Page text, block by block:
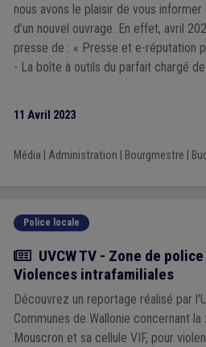
nous avons le plaisir de vous
d’un nouvel ouvrage. En effet, avril 2023 marque la sortie de
presse de : « Presse et e-réputation
- La boîte à outils du parfait chargé
11 Avril 2023
Média Administration Bourgmestre
Police locale
Actualité
UVCW TV - Zone de
Violences intrafamiliales
Découvrez un reportage réalisé par
Communes de Wallonie concernant
Mouscron et sa cellule VIF, pour